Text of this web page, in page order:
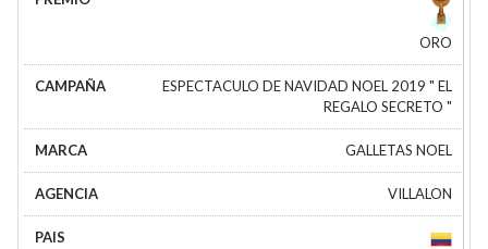
ORO
ESPECTACULO DE NAVIDAD NOEL 2019 " EL
REGALO SECRETO "
GALLETAS NOEL
VILLALON